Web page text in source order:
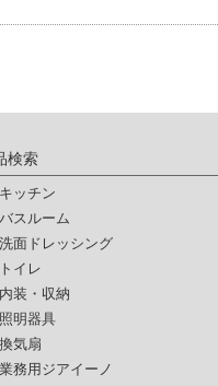
検索
キッチン
バスルーム
洗面ドレッシング
トイレ
内装・収納
照明器具
換気扇
業務用ジアイーノ